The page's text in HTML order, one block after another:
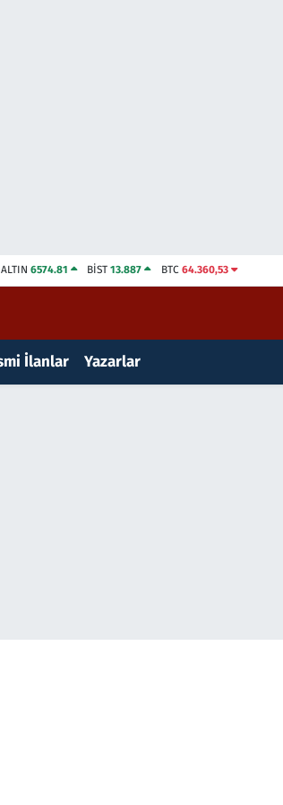
ALTIN 6574.81 BİST13.887 BTC 64.360,53
İlanlar Yazarlar